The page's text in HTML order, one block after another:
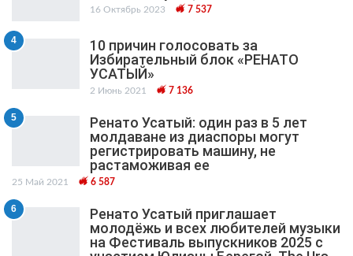
16 Октябрь 2023 7 537
4
10 причин голосовать за
Избирательный блок «РЕНАТО
УСАТЫЙ»
2 Июнь 2021 7 136
5
Ренато Усатый: один раз в 5 лет
молдаване из диаспоры могут
регистрировать машину, не
растаможивая ее
25 Май 2021 6 587
6
Ренато Усатый приглашает
молодёжь и всех любителей музыки
на Фестиваль выпускников 2025 с